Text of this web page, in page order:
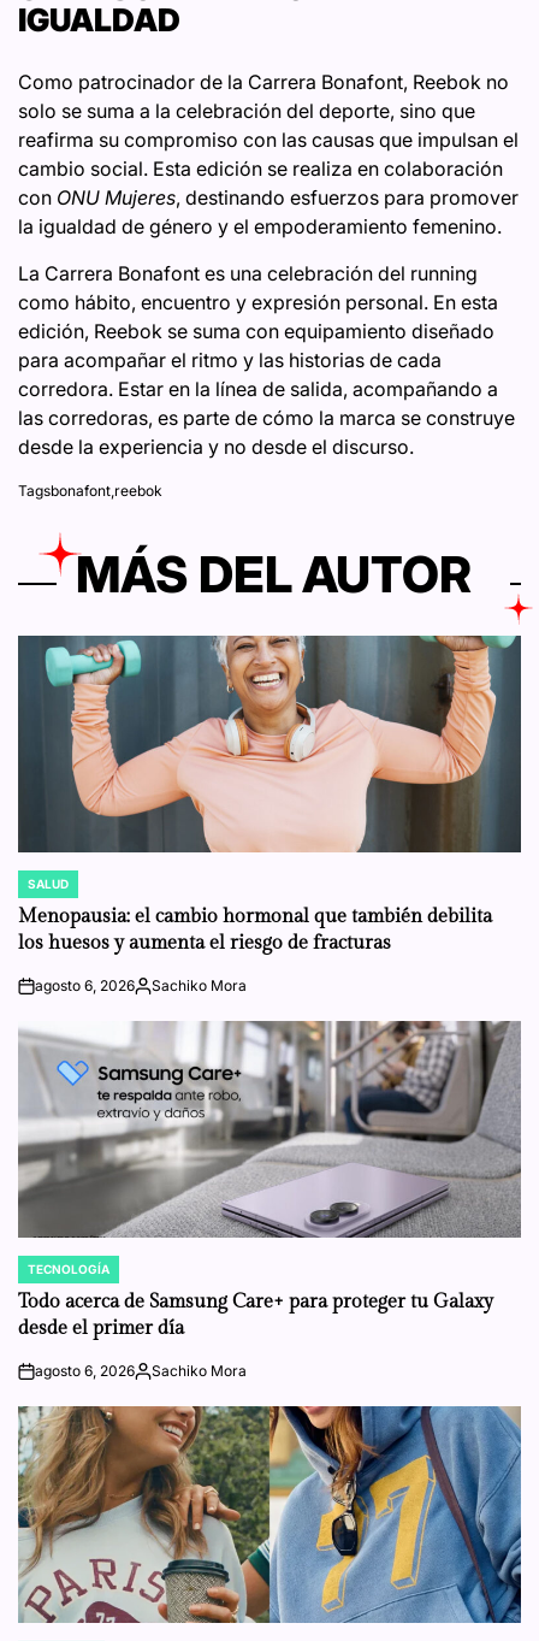
IGUALDAD
Como patrocinador de la Carrera Bonafont, Reebok no
solo se suma a la celebración del deporte, sino que
reafirma su compromiso con las causas que impulsan el
cambio social. Esta edición se realiza en colaboración
con ONU Mujeres, destinando esfuerzos para promover
la igualdad de género y el empoderamiento femenino.
La Carrera Bonafont es una celebración del running
como hábito, encuentro y expresión personal. En esta
edición, Reebok se suma con equipamiento diseñado
para acompañar el ritmo y las historias de cada
corredora. Estar en la línea de salida, acompañando a
las corredoras, es parte de cómo la marca se construye
desde la experiencia y no desde el discurso.
Tagsbonafont,reebok
MÁS DEL AUTOR
POSTED
IN
SALUD
Menopausia: el cambio hormonal que también debilita
los huesos y aumenta el riesgo de fracturas
onagosto 6, 2026Posted
Sachiko Mora
POSTED
IN
TECNOLOGÍA
Todo acerca de Samsung Care+ para proteger tu Galaxy
desde el primer día
onagosto 6, 2026Posted
Sachiko Mora